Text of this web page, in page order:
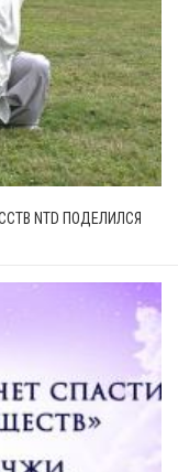
NTD ПОДЕЛИЛСЯ